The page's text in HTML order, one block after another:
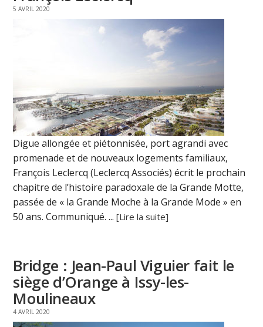
5 AVRIL 2020
Digue allongée et piétonnisée, port agrandi avec
promenade et de nouveaux logements familiaux,
François Leclercq (Leclercq Associés) écrit le prochain
chapitre de l’histoire paradoxale de la Grande Motte,
passée de « la Grande Moche à la Grande Mode » en
50 ans. Communiqué. ...[Lire la suite]
Bridge : Jean-Paul Viguier fait le
siège d’Orange à Issy-les-
Moulineaux
4 AVRIL 2020